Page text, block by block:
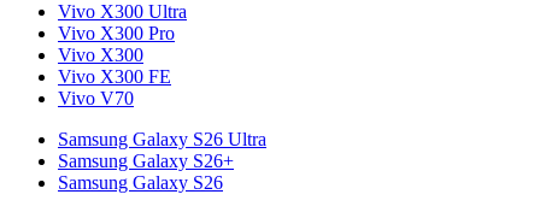
Vivo X300 Ultra
Vivo X300 Pro
Vivo X300
Vivo X300 FE
Vivo V70
Samsung Galaxy S26 Ultra
Samsung Galaxy S26+
Samsung Galaxy S26